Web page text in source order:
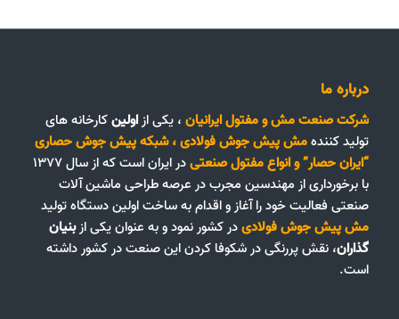
درباره ما
شرکت صنعت مش و مفتول ایرانیان، یکی از اولینکارخانه های
تولید کنندهمش پیش جوش فولادی،شبکه پیش جوش حصاری
“ایران حصار”وانواع مفتول صنعتی
در ایران است که از سال ۱۳۷۷
با برخورداری از مهندسین مجرب در عرصه طراحی ماشین آلات
صنعتی فعالیت خود را آغاز و اقدام به ساخت اولین دستگاه تولید
مش پیش جوش فولادیدر کشور نمود و به عنوان یکی ازبنیان
گذاران، نقش پررنگی در شکوفا کردن این صنعت در کشور داشته
است.